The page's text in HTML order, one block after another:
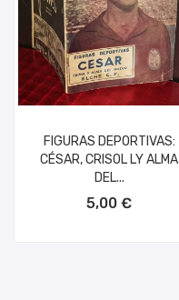
FIGURAS DEPORTIVAS:
CÉSAR, CRISOL LY ALMA
DEL...
5,00 €